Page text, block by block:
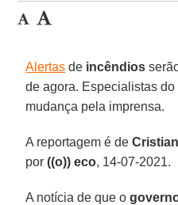
Alertas de incêndios
de agora. Especialistas do
mudança pela imprensa.
A reportagem é de
por((o)) eco, 14-07-2021.
A notícia de que o